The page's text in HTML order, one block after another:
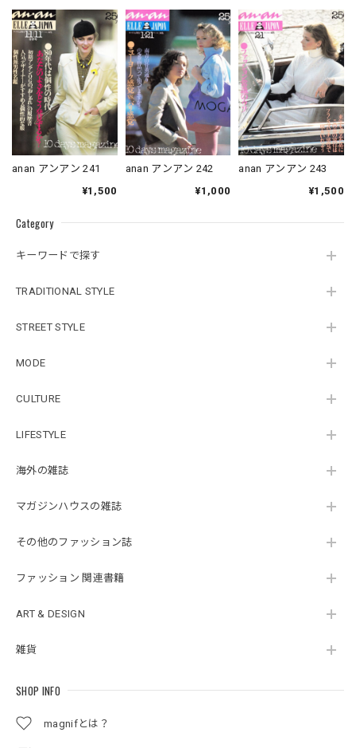
Category
キーワードで探す
TRADITIONAL STYLE
STREET STYLE
MODE
CULTURE
LIFESTYLE
海外の雑誌
マガジンハウスの雑誌
その他のファッション誌
ファッション 関連書籍
ART & DESIGN
雑貨
SHOP INFO
magnifとは？
anan アンアン 241
¥1,500
anan アンアン 242
¥1,000
anan アンアン 243
¥1,500